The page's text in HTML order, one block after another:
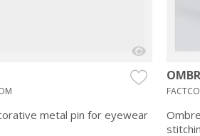
metal pin for eyewear